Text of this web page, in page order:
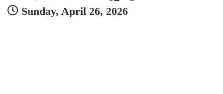
Sunday, April 26, 2026